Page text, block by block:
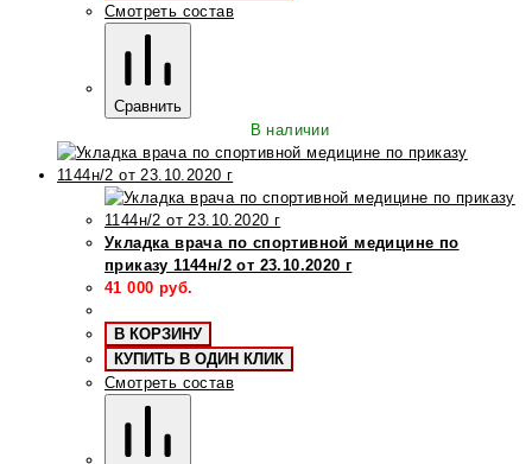
Смотреть состав
Сравнить
В наличии
Укладка врача по спортивной медицине по
приказу 1144н/2 от 23.10.2020 г
41 000 руб.
В КОРЗИНУ
КУПИТЬ В ОДИН КЛИК
Смотреть состав